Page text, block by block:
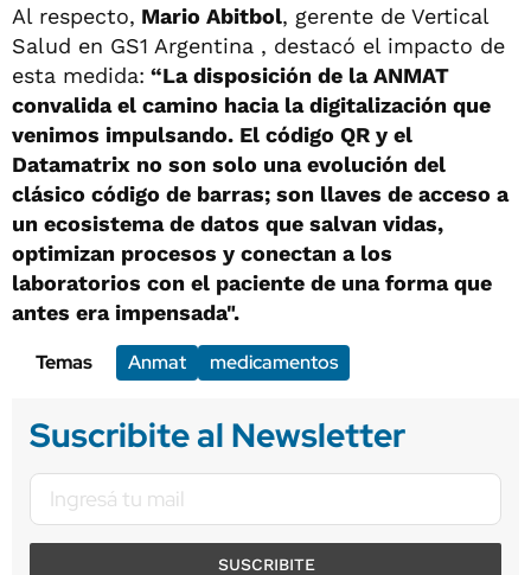
Al respecto, Mario Abitbol, gerente de Vertical
Salud en GS1 Argentina , destacó el impacto de
esta medida: “La disposición de la ANMAT
convalida el camino hacia la digitalización que
venimos impulsando. El código QR y el
Datamatrix no son solo una evolución del
clásico código de barras; son llaves de acceso a
un ecosistema de datos que salvan vidas,
optimizan procesos y conectan a los
laboratorios con el paciente de una forma que
antes era impensada".
Temas
Anmat medicamentos
Suscribite al Newsletter
SUSCRIBITE